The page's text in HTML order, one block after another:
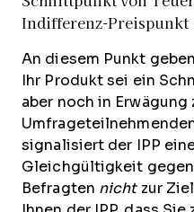
Indifferenz-Preispunkt
An diesem Punkt
Ihr Produkt sei ein
aber noch in Erwägung
signalisiert der IPP
Gleichgültigkeit
Befragten nichtzur